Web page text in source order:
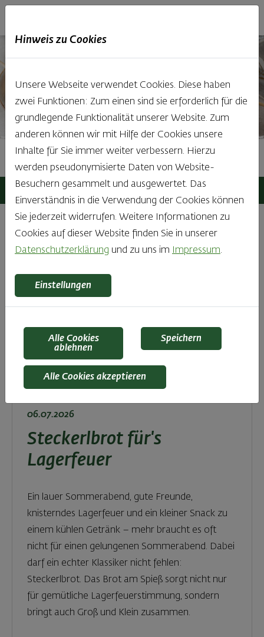
Rezepte & Küchentipps
Haubis Rezepte & Küchentipps
Alle Blogeinträge
06.07.2026
Steckerlbrot für's
Lagerfeuer
Ein lauer Sommerabend, gute Freunde,
knisterndes Lagerfeuer und ein kleiner Snack zu
einem kühlen Getränk – mehr braucht es oft
nicht für einen gelungenen Sommerabend. Dabei
darf ein echter Klassiker nicht fehlen:
Steckerlbrot. Das Brot am Spieß sorgt nicht nur
für gemütliche Lagerfeuerstimmung, sondern
bringt auch Groß und Klein zusammen.
Hinweis zu Cookies
Unsere Webseite verwendet Cookies. Diese haben
zwei Funktionen: Zum einen sind sie erforderlich für die
grundlegende Funktionalität unserer Website. Zum
anderen können wir mit Hilfe der Cookies unsere
Inhalte für Sie immer weiter verbessern. Hierzu
werden pseudonymisierte Daten von Website-
Besuchern gesammelt und ausgewertet. Das
Einverständnis in die Verwendung der Cookies können
Sie jederzeit widerrufen. Weitere Informationen zu
Cookies auf dieser Website finden Sie in unserer
Datenschutzerklärung und zu uns im Impressum.
Einstellungen
Alle Cookies
ablehnen
Speichern
Alle Cookies akzeptieren